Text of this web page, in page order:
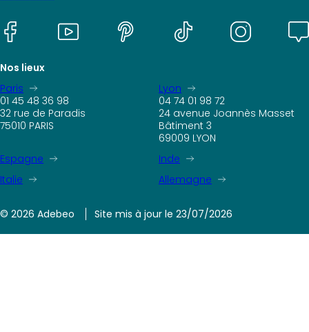
Nos lieux
Paris
01 45 48 36 98
32 rue de Paradis
75010 PARIS
Lyon
04 74 01 98 72
24 avenue Joannès Masset
Bâtiment 3
69009 LYON
Espagne
Inde
Italie
Allemagne
© 2026 Adebeo Site mis à jour le 23/07/2026